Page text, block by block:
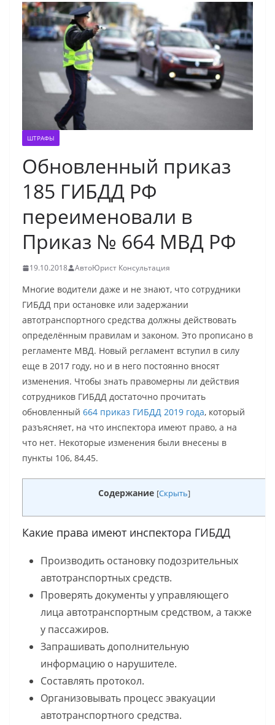
ШТРАФЫ
Обновленный приказ
185 ГИБДД РФ
переименовали в
Приказ № 664 МВД РФ
19.10.2018 АвтоЮрист Консультация
Многие водители даже и не знают, что сотрудники
ГИБДД при остановке или задержании
автотранспортного средства должны действовать
определённым правилам и законом. Это прописано в
регламенте МВД. Новый регламент вступил в силу
еще в 2017 году, но и в него постоянно вносят
изменения. Чтобы знать правомерны ли действия
сотрудников ГИБДД достаточно прочитать
обновленный 664 приказ ГИБДД 2019 года, который
разъясняет, на что инспектора имеют право, а на
что нет. Некоторые изменения были внесены в
пункты 106, 84,45.
Содержание [Скрыть]
Какие права имеют инспектора ГИБДД
Производить остановку подозрительных
автотранспортных средств.
Проверять документы у управляющего
лица автотранспортным средством, а также
у пассажиров.
Запрашивать дополнительную
информацию о нарушителе.
Составлять протокол.
Организовывать процесс эвакуации
автотранспортного средства.